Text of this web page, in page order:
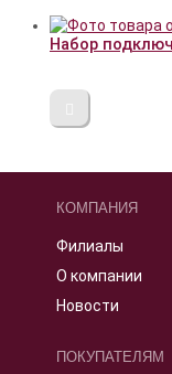
Набор
КОМПАНИЯ
Филиалы
О компании
Новости
ПОКУПАТЕЛЯМ